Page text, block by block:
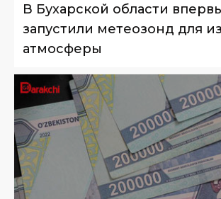
В Бухарской области
запустили метеозонд для
атмосферы